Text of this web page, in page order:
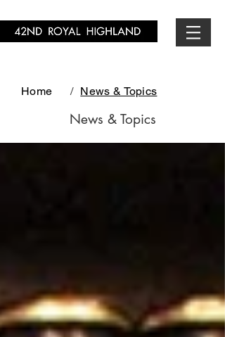
Home / News & Topics
News & Topics